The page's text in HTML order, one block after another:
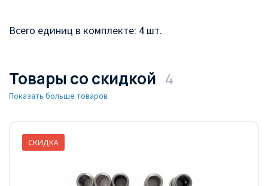
Всего единиц в комплекте: 4 шт.
Товары со скидкой 4
Показать больше товаров
СКИДКА